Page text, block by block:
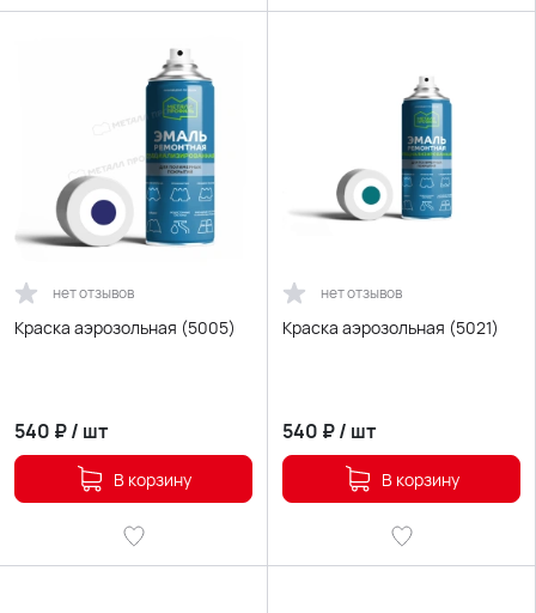
нет отзывов
Краска аэрозольная (5005)
540 ₽/ шт
В корзину
нет отзывов
Краска аэрозольная (5021)
540 ₽/ шт
В корзину